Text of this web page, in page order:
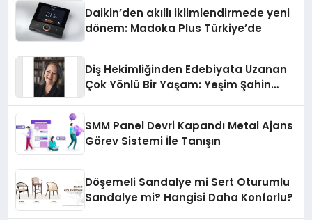
Daikin’den akıllı iklimlendirmede yeni
dönem: Madoka Plus Türkiye’de
Diş Hekimliğinden Edebiyata Uzanan
Çok Yönlü Bir Yaşam: Yeşim Şahin
SMM Panel Devri Kapandı Metal Ajans
Görev Sistemi İle Tanışın
Döşemeli Sandalye mi Sert Oturumlu
Sandalye mi? Hangisi Daha Konforlu?